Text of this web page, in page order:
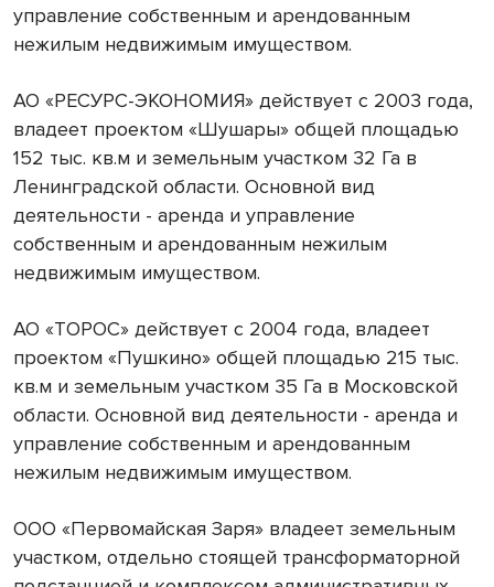
управление собственным и арендованным
нежилым недвижимым имуществом.
АО «РЕСУРС-ЭКОНОМИЯ» действует с 2003 года,
владеет проектом «Шушары» общей площадью
152 тыс. кв.м и земельным участком 32 Га в
Ленинградской области. Основной вид
деятельности - аренда и управление
собственным и арендованным нежилым
недвижимым имуществом.
АО «ТОРОС» действует с 2004 года, владеет
проектом «Пушкино» общей площадью 215 тыс.
кв.м и земельным участком 35 Га в Московской
области. Основной вид деятельности - аренда и
управление собственным и арендованным
нежилым недвижимым имуществом.
ООО «Первомайская Заря» владеет земельным
участком, отдельно стоящей трансформаторной